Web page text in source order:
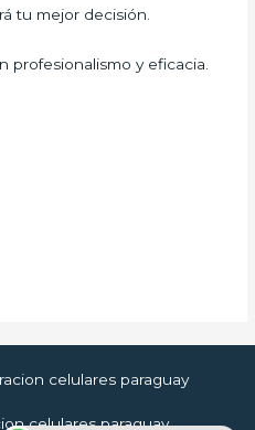
tu mejor decisión.
profesionalismo y eficacia.
celulares paraguay
celulares paraguay